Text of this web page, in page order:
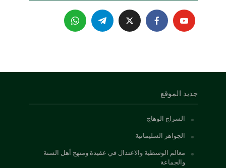
جديد الموقع
السراج الوهاج
الجواهر السليمانية
معالم الوسطية والاعتدال في عقيدة ومنهج أهل السنة
والجماعة